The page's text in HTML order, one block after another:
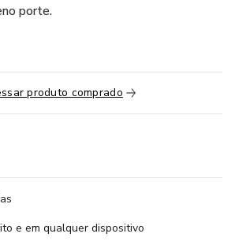
porte.
produto comprado
e em qualquer dispositivo